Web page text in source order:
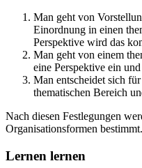
Man geht von
Einordnung in einen
Perspektive wird das
Man geht von einem
eine Perspektive ein
Man entscheidet sich
thematischen Bereich
Nach diesen Festlegungen
Organisationsformen bestimmt.
Lernen lernen